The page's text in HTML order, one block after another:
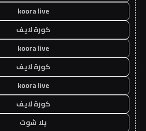
koora live
كورة لايف
koora live
كورة لايف
koora live
كورة لايف
يلا شوت